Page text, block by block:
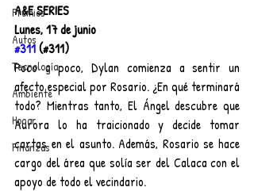
Premios
Autos
Tecnología
Ambiente
Hogar
Finanzas
A&E SERIES
Lunes, 17 de junio
#311 (#311)
Poco a poco, Dylan comienza a sentir un
afecto especial por Rosario. ¿En qué terminará
todo? Mientras tanto, El Ángel descubre que
Aurora lo ha traicionado y decide tomar
cartas en el asunto. Además, Rosario se hace
cargo del área que solía ser del Calaca con el
apoyo de todo el vecindario.